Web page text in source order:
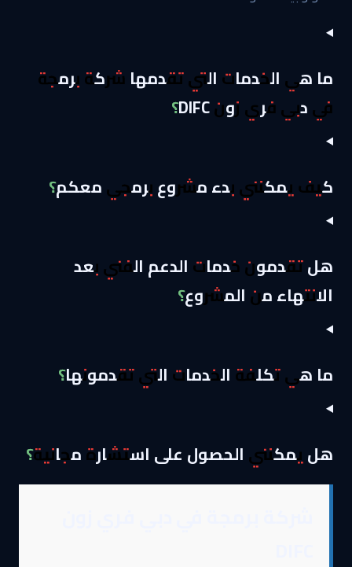
ما هي الخدمات التي تقدمها شركة برمجة
في دبي فري زون DIFC؟
كيف يمكنني بدء مشروع برمجي معكم؟
هل تقدمون خدمات الدعم الفني بعد
الانتهاء من المشروع؟
ما هي تكلفة الخدمات التي تقدمونها؟
هل يمكنني الحصول على استشارة مجانية؟